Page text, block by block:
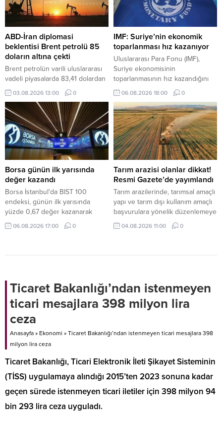
ABD-İran diplomasi
beklentisi Brent petrolü 85
doların altına çekti
Brent petrolün varili uluslararası
vadeli piyasalarda 83,41 dolardan
işlem görüyor.
03.08.2026 13:00 0
IMF: Suriye’nin ekonomik
toparlanması hız kazanıyor
Uluslararası Para Fonu (IMF),
Suriye ekonomisinin
toparlanmasının hız kazandığını
belirterek, bölgede devam eden
çatışmalara rağmen ekonominin
bu yıl çift haneli büyümesinin
beklendiğini bildirdi.
06.08.2026 18:00 0
Borsa günün ilk yarısında
değer kazandı
Borsa İstanbul'da BIST 100
endeksi, günün ilk yarısında
yüzde 0,67 değer kazanarak
13.795,08 puana yükseldi.
06.08.2026 17:00 0
Tarım arazisi olanlar dikkat!
Resmi Gazete’de yayımlandı
Tarım arazilerinde, tarımsal amaçlı
yapı ve tarım dışı kullanım amaçlı
başvurulara yönelik düzenlemeye
gidildi.
04.08.2026 11:00 0
Ticaret Bakanlığı’ndan istenmeyen
ticari mesajlara 398 milyon lira
ceza
Anasayfa » Ekonomi » Ticaret Bakanlığı’ndan istenmeyen ticari mesajlara 398
milyon lira ceza
Ticaret Bakanlığı, Ticari Elektronik İleti Şikayet Sisteminin
(TİSS) uygulamaya alındığı 2015’ten 2023 sonuna kadar
geçen sürede istenmeyen ticari iletiler için 398 milyon 94
bin 293 lira ceza uyguladı.